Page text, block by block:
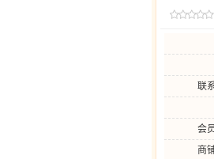
联
会
商